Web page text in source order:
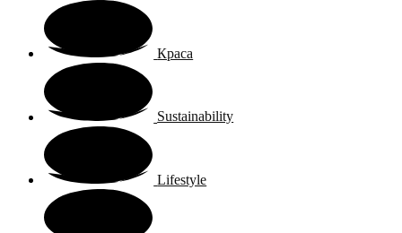
Краса
Sustainability
Lifestyle